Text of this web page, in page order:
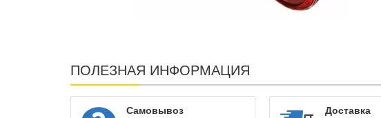
ПОЛЕЗНАЯ ИНФОРМАЦИЯ
Самовывоз Доставка